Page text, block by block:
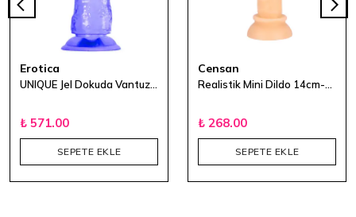
Erotica
₺ 571.00
SEPETE EKLE
Censan
₺ 268.00
SEPETE EKLE